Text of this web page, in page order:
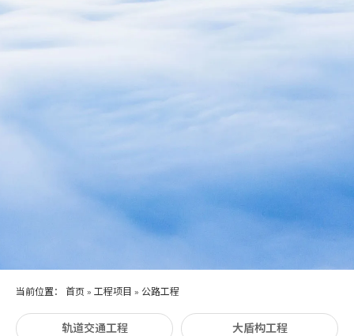
当前位置： 首页 » 工程项目 » 公路工程
轨道交通工程 大盾构工程